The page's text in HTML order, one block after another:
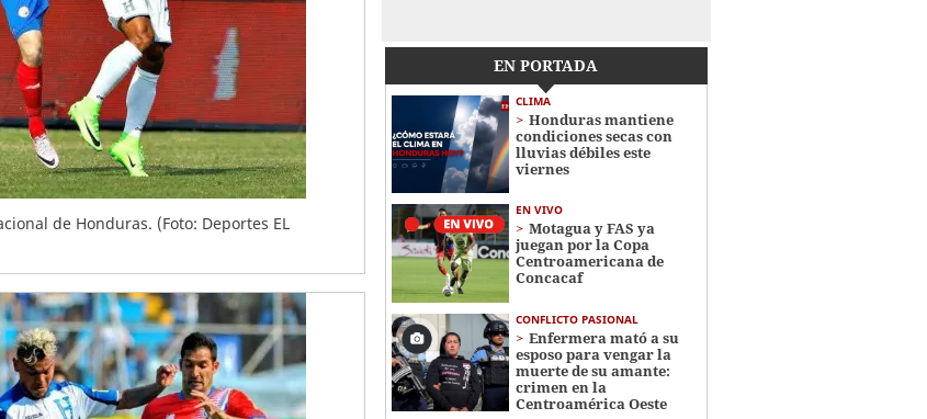
de Honduras. (Foto: Deportes EL
EN PORTADA
CLIMA
Honduras mantiene
condiciones secas con
lluvias débiles este
viernes
EN VIVO
Motagua y FAS ya
juegan por la Copa
Centroamericana de
Concacaf
CONFLICTO PASIONAL
Enfermera mató a su
esposo para vengar la
muerte de su amante:
crimen en la
Centroamérica Oeste